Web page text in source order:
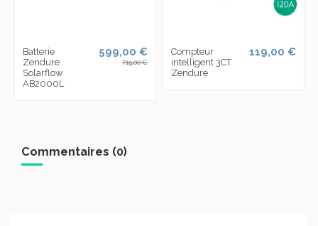
Batterie
Zendure
Solarflow
AB2000L
599,00 €
719,00 €
Compteur
intelligent 3CT
Zendure
119,00 €
Commentaires (0)